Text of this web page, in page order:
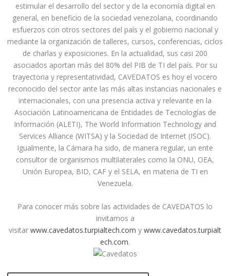
estimular el desarrollo del sector y de la economía digital en
general, en beneficio de la sociedad venezolana, coordinando
esfuerzos con otros sectores del país y el gobierno nacional y
mediante la organización de talleres, cursos, conferencias, ciclos
de charlas y exposiciones. En la actualidad, sus casi 200
asociados aportan más del 80% del PIB de TI del país. Por su
trayectoria y representatividad, CAVEDATOS es hoy el vocero
reconocido del sector ante las más altas instancias nacionales e
internacionales, con una presencia activa y relevante en la
Asociación Latinoamericana de Entidades de Tecnologías de
Información (ALETI), The World Information Technology and
Services Alliance (WITSA) y la Sociedad de Internet (ISOC).
Igualmente, la Cámara ha sido, de manera regular, un ente
consultor de organismos multilaterales como la ONU, OEA,
Unión Europea, BID, CAF y el SELA, en materia de TI en
Venezuela.
Para conocer más sobre las actividades de CAVEDATOS lo
invitamos a
visitar www.cavedatos.turpialtech.com y www.cavedatos.turpialt
ech.com.